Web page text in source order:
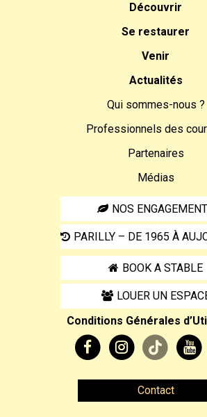
Découvrir
Se restaurer
Venir
Actualités
Qui sommes-nous ?
Professionnels des
Partenaires
Médias
NOS
PARILLY – DE 1965 À
BOOK A STABLE
LOUER UN
Conditions Générales
Contact